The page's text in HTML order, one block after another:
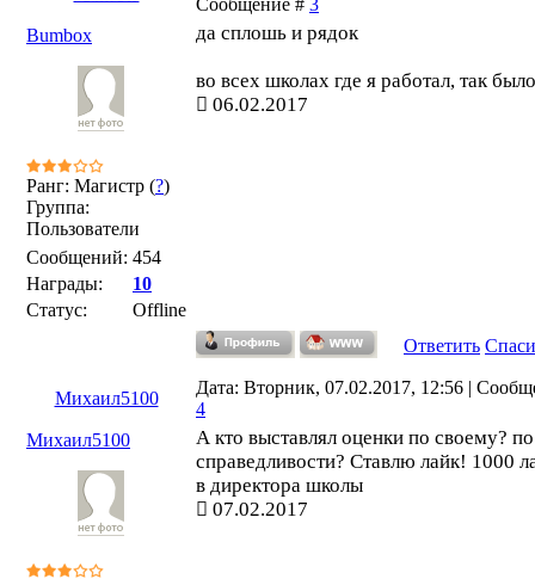
Сообщение # 3
Bumbox
Ранг: Магистр (?)
Группа:
Пользователи
Сообщений: 454
Награды:
10
Статус:
Offline
да сплошь и рядок
во всех школах где я работал, так было
06.02.2017
Ответить
Михаил5100
Дата: Вторник, 07.02.2017, 12:56 |
4
Михаил5100
А кто выставлял оценки по своему? по
справедливости? Ставлю лайк! 1000
в директора школы
07.02.2017